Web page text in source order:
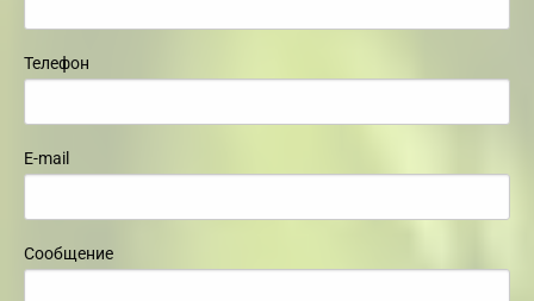
Телефон
E-mail
Сообщение